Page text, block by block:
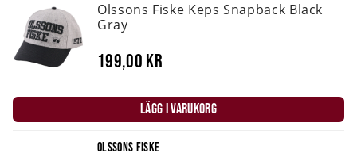
Olssons Fiske Keps Snapback Black
Gray
199,00 kr
LÄGG I VARUKORG
OLSSONS FISKE